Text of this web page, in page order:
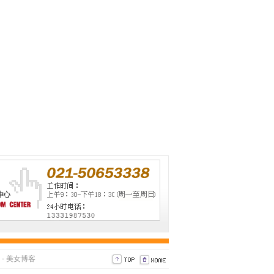
- 美女博客